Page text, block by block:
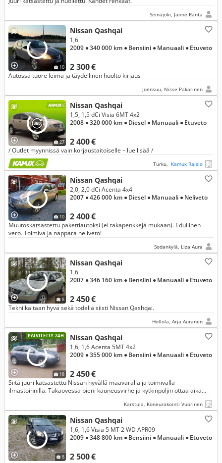
Seinäjoki, Janne Ranta
10
Nissan Qashqai
2 300 €
1,6
2009 ● 340 000 km ● Bensiini ● Manuaali ● Etuveto
Autossa tuore leima ja täydellinen huolto kirjaus
Joensuu, Nisse Pakarinen
27
Nissan Qashqai
2 400 €
1,5, 1,5 dCi Visia 6MT 4x2
2008 ● 320 000 km ● Diesel ● Manuaali ● Etuveto
/ Outlet myynnissä vain korjaustaitoiselle – lue lisää /
Turku, Kamux Raisio
10
Nissan Qashqai
2 400 €
2,0, 2,0 dCi Acenta 4x4
2007 ● 426 000 km ● Diesel ● Manuaali ● Neliveto
Muutoskatsastettu pakettiautoksi (ei takapenkkejä mukaan). Edullinen
vero. Toimiva ja näppärä neliveto!
Sodankylä, Liza Aura
8
Nissan Qashqai
2 450 €
1,6
2007 ● 346 160 km ● Bensiini ● Manuaali ● Etuveto
Tekniikaltaan hyvä sekä todella siisti Nissan Qashqai.
Hollola, Arja Auranen
PÄIVITETTY 24H
18
Nissan Qashqai
2 450 €
1,6, 1,6 Acenta 5MT 4x2
2009 ● 355 000 km ● Bensiini ● Manuaali ● Etuveto
Siitä juuri katsastettu Nissan hyvällä maavaralla ja toimivalla
ilmastoinnilla. Takaovessa pieni kauneusvirhe ja kytkinpoljin ottaa aika
Karstula, Koneurakointi Vuorinen
8
Nissan Qashqai
2 500 €
1,6, 1,6 Visia 5 MT 2 WD APR09
2009 ● 348 800 km ● Bensiini ● Manuaali ● Etuveto